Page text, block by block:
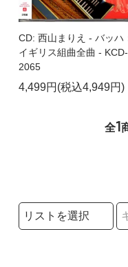
CD: 西山まりえ - バッハ
イギリス組曲全曲 - KCD-
2065
4,499円(税込4,949円)
全1
検索リストの選択